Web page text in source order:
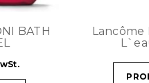
BATH
Lancôme